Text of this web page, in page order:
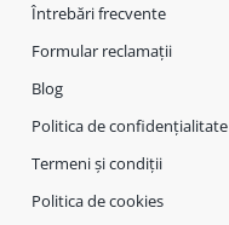
Întrebări frecvente
Formular reclamații
Blog
Politica de confidențialitate
Termeni și condiții
Politica de cookies